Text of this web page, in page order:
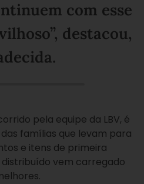
com esse
destacou,
pela equipe da LBV, é
famílias que levam para
e itens de primeira
vem carregado